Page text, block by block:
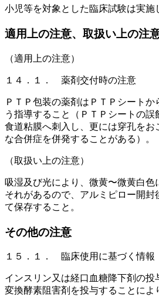
小児等を対象とした臨床試験は実施
適用上の注意、取扱い上の注
（適用上の注意）
１４．１． 薬剤交付時の注意
ＰＴＰ包装の薬剤はＰＴＰシートか
う指導すること（ＰＴＰシートの
食道粘膜へ刺入し、更には穿孔をお
な合併症を併発することがある）。
（取扱い上の注意）
吸湿及び光により、微黄〜微黄白色
それがあるので、アルミピロー開封
て保存すること。
その他の注意
１５．１． 臨床使用に基づく情報
インスリン又は経口血糖降下剤の投
変換酵素阻害剤を投与することによ